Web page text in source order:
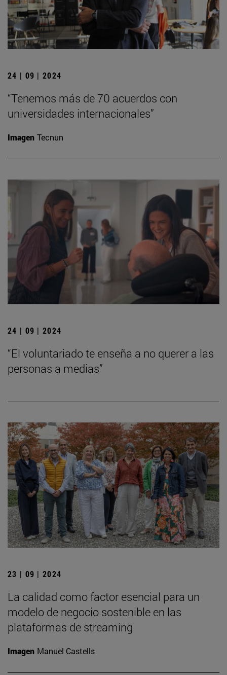
24 | 09 | 2024
“Tenemos más de 70 acuerdos con
universidades internacionales”
Imagen Tecnun
24 | 09 | 2024
“El voluntariado te enseña a no querer a las
personas a medias”
23 | 09 | 2024
La calidad como factor esencial para un
modelo de negocio sostenible en las
plataformas de streaming
Imagen Manuel Castells